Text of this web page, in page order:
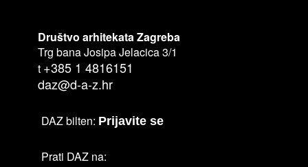
Društvo arhitekata Zagreba
Trg bana Josipa Jelacica 3/1
t +385 1 4816151
daz@d-a-z.hr
DAZ bilten: Prijavite se
Prati DAZ na: